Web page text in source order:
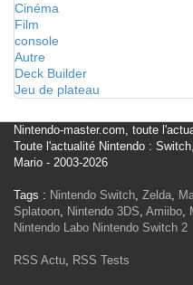
Cinéma
Film
console
Autre
Deck Builder
Jeu de plateau
Nintendo-master.com, toute
Toute l'actualité Nintendo :
Mario - 2003-2026
Tags : Nintendo Switch, Zelda,
Splatoon, Nintendo 3DS, Amiibo,
Nintendo Labo Nintendo Switch 2
RSS Actu, RSS Tests